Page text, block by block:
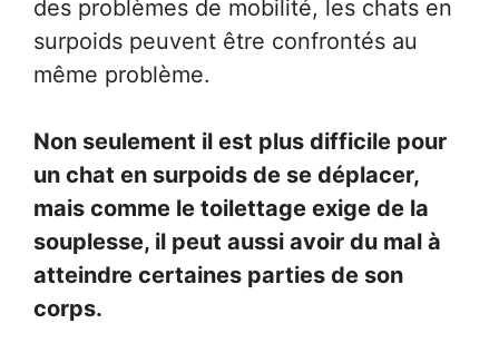
des problèmes de mobilité, les chats en
surpoids peuvent être confrontés au
même problème.
Non seulement il est plus difficile pour
un chat en surpoids de se déplacer,
mais comme le toilettage exige de la
souplesse, il peut aussi avoir du mal à
atteindre certaines parties de son
corps.